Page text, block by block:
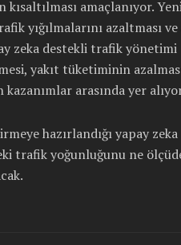
kısaltılması amaçlanıyor.
yığılmalarını azaltması ve
zeka destekli trafik yönetimi
yakıt tüketiminin
arasında yer
hazırlandığı yapay zeka
trafik yoğunluğunu ne